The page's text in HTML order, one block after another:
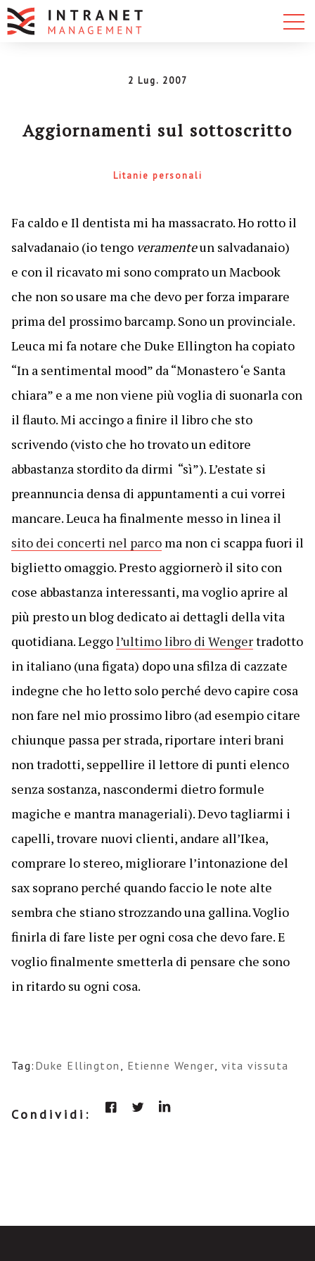
2 Lug. 2007
Aggiornamenti sul sottoscritto
Litanie personali
Fa caldo e Il dentista mi ha massacrato. Ho rotto il
salvadanaio (io tengo veramenteun salvadanaio)
e con il ricavato mi sono comprato un Macbook
che non so usare ma che devo per forza imparare
prima del prossimo barcamp. Sono un provinciale.
Leuca mi fa notare che Duke Ellington ha copiato
“In a sentimental mood” da “Monastero ‘e Santa
chiara” e a me non viene più voglia di suonarla con
il flauto. Mi accingo a finire il libro che sto
scrivendo (visto che ho trovato un editore
abbastanza stordito da dirmi “sì”). L’estate si
preannuncia densa di appuntamenti a cui vorrei
mancare. Leuca ha finalmente messo in linea il
sito dei concerti nel parcoma non ci scappa fuori il
biglietto omaggio. Presto aggiornerò il sito con
cose abbastanza interessanti, ma voglio aprire al
più presto un blog dedicato ai dettagli della vita
quotidiana. Leggol’ultimo libro di Wengertradotto
in italiano (una figata) dopo una sfilza di cazzate
indegne che ho letto solo perché devo capire cosa
non fare nel mio prossimo libro (ad esempio citare
chiunque passa per strada, riportare interi brani
non tradotti, seppellire il lettore di punti elenco
senza sostanza, nascondermi dietro formule
magiche e mantra manageriali). Devo tagliarmi i
capelli, trovare nuovi clienti, andare all’Ikea,
comprare lo stereo, migliorare l’intonazione del
sax soprano perché quando faccio le note alte
sembra che stiano strozzando una gallina. Voglio
finirla di fare liste per ogni cosa che devo fare. E
voglio finalmente smetterla di pensare che sono
in ritardo su ogni cosa.
Tag: Duke Ellington , Etienne Wenger, vita vissuta
Condividi: